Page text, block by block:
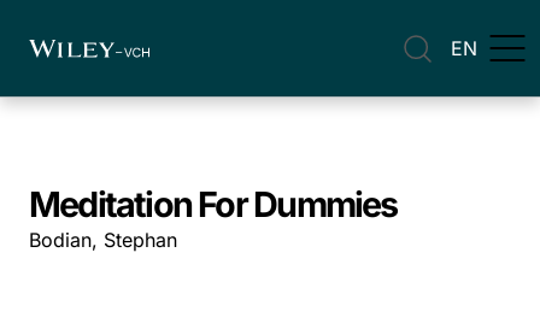
EN
Meditation For Dummies
Bodian, Stephan